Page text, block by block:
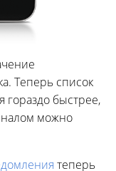
Теперь список
гораздо быстрее,
можно
теперь